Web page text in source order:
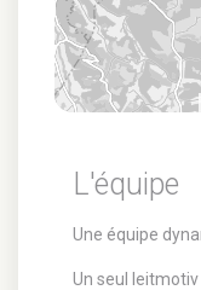
L'équipe
Une équipe
Un seul